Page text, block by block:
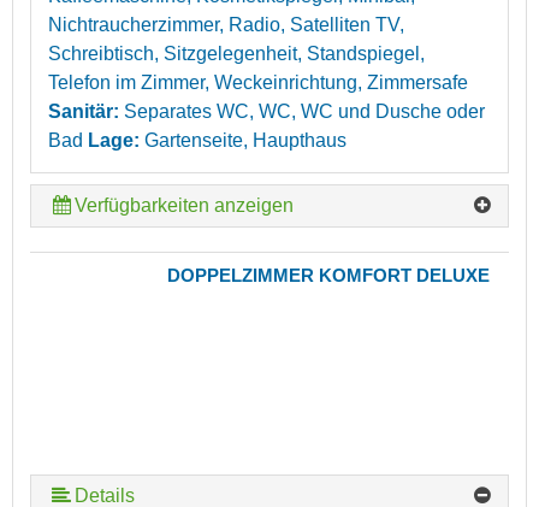
Nichtraucherzimmer, Radio, Satelliten TV,
Schreibtisch, Sitzgelegenheit, Standspiegel,
Telefon im Zimmer, Weckeinrichtung, Zimmersafe
Sanitär: Separates WC, WC, WC und Dusche oder
Bad Lage: Gartenseite, Haupthaus
Verfügbarkeiten anzeigen
DOPPELZIMMER KOMFORT DELUXE
Details